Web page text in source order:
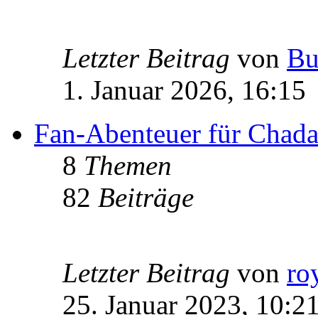
Letzter Beitrag von
1. Januar 2026, 16:15
Fan-Abenteuer für
8 Themen
82 Beiträge
Letzter Beitrag von
25. Januar 2023,